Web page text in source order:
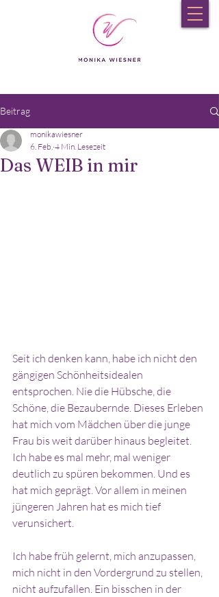
Beitrag
Das WEIB in mir
monikawiesner
6. Feb. 4 Min. Lesezeit
Seit ich denken kann, habe ich nicht den
gängigen Schönheitsidealen
entsprochen. Nie die Hübsche, die
Schöne, die Bezaubernde. Dieses Erleben
hat mich vom Mädchen über die junge
Frau bis weit darüber hinaus begleitet.
Ich habe es mal mehr, mal weniger
deutlich zu spüren bekommen. Und es
hat mich geprägt. Vor allem in meinen
jüngeren Jahren hat es mich tief
verunsichert.
Ich habe früh gelernt, mich anzupassen,
mich nicht in den Vordergrund zu stellen,
nicht aufzufallen. Ein bisschen in der